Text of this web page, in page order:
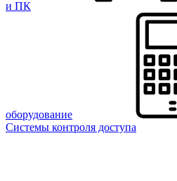
и ПК
оборудование
Системы контроля доступа